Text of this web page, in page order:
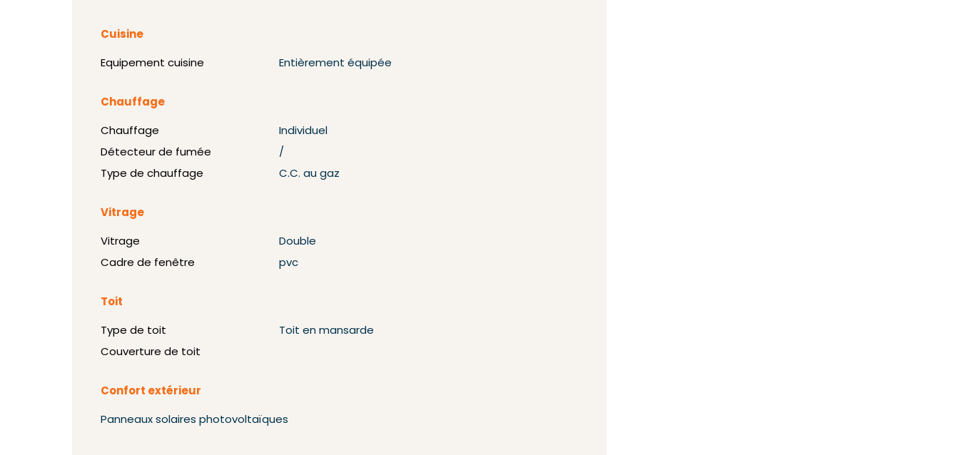
Cuisine
Equipement cuisine Entièrement équipée
Chauffage
Chauffage
Individuel
Détecteur de fumée
/
Type de chauffage
C.C. au gaz
Vitrage
Vitrage
Double
Cadre de fenêtre
pvc
Toit
Type de toit
Toit en mansarde
Couverture de toit
Confort extérieur
Panneaux solaires photovoltaïques